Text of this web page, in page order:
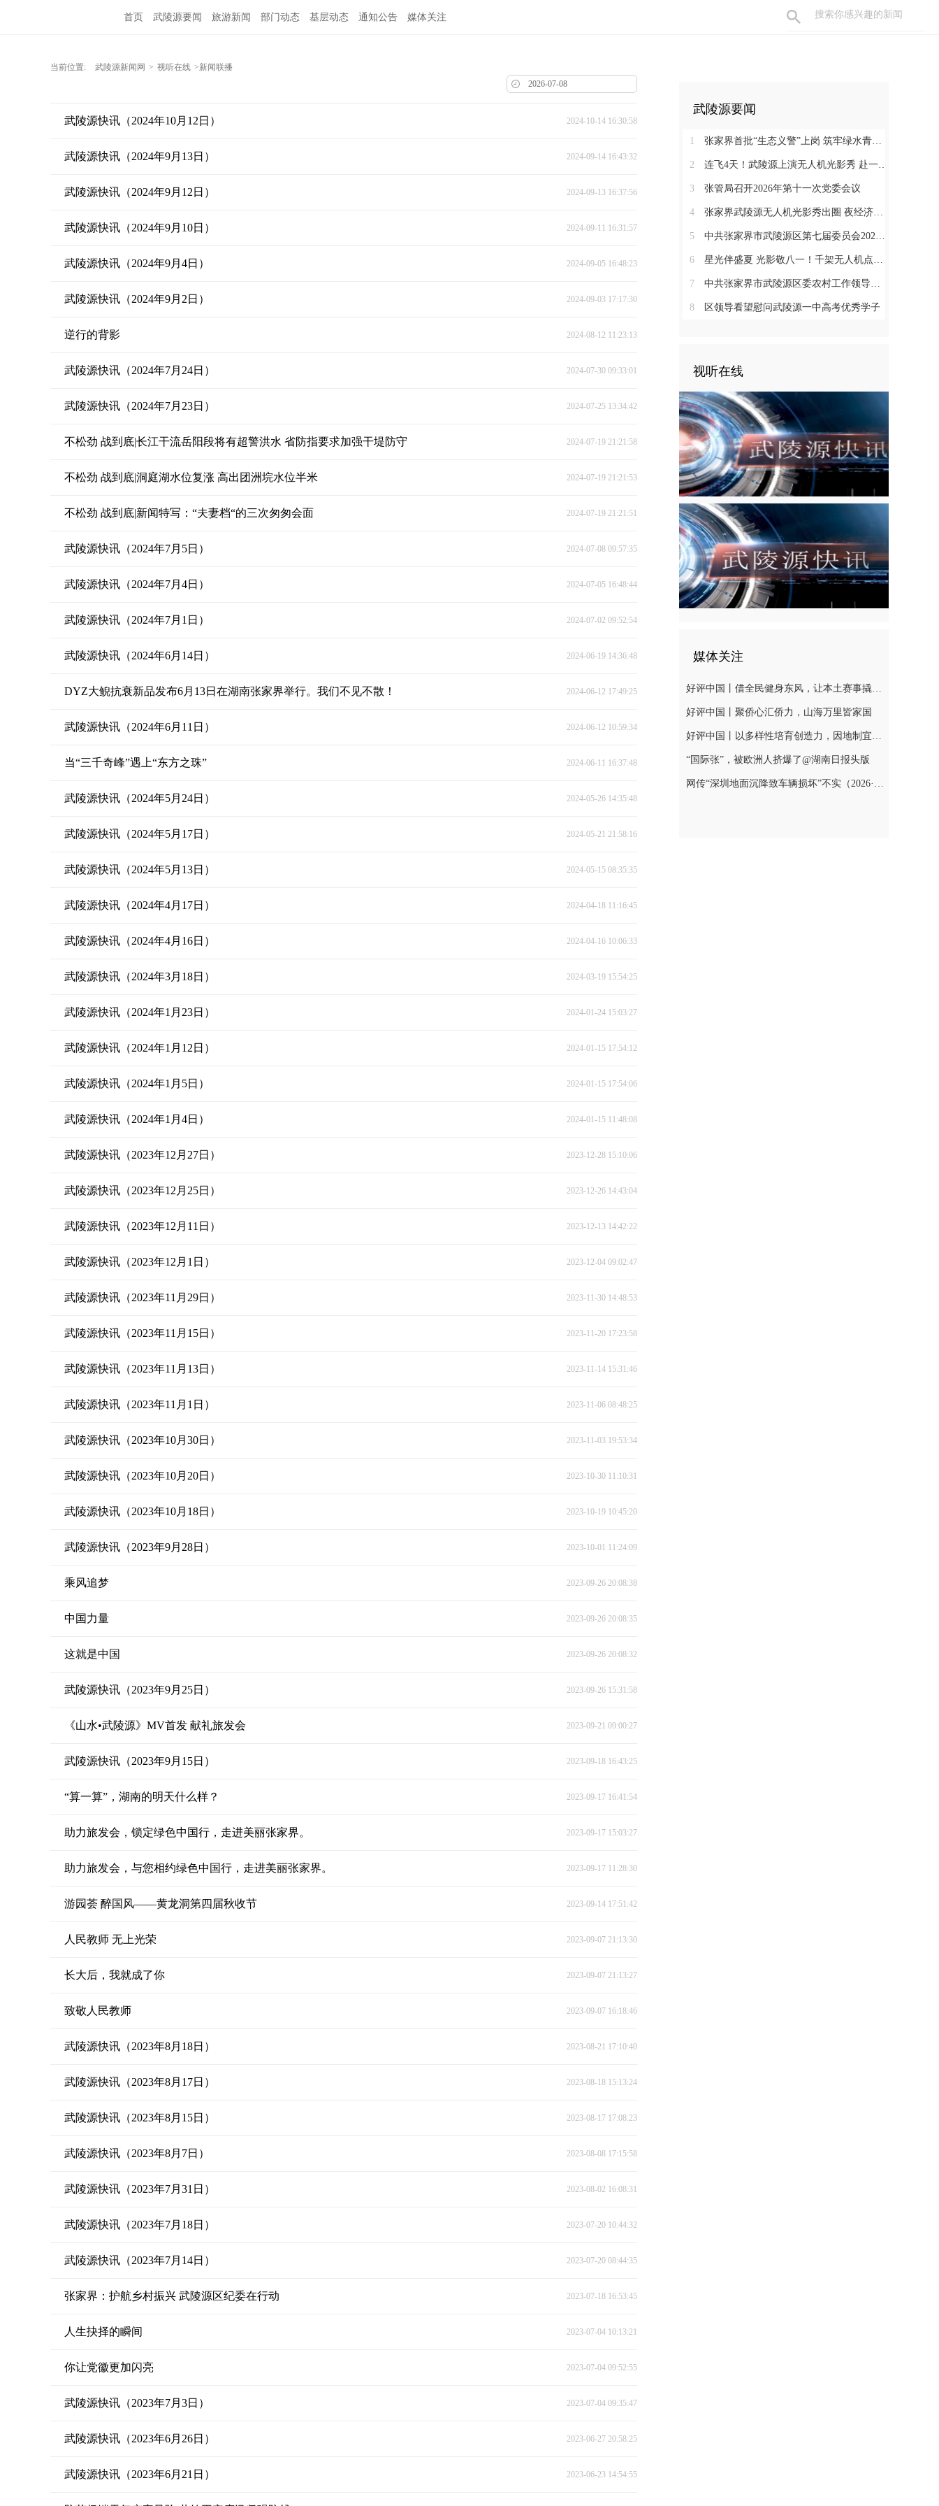
首页 武陵源要闻 旅游新闻 部门动态 基层动态 通知公告 媒体关注
当前位置: 武陵源新闻网 > 视听在线 >新闻联播
武陵源快讯（2024年10月12日） 2024-10-14 16:30:58
武陵源快讯（2024年9月13日） 2024-09-14 16:43:32
武陵源快讯（2024年9月12日） 2024-09-13 16:37:56
武陵源快讯（2024年9月10日） 2024-09-11 16:31:57
武陵源快讯（2024年9月4日） 2024-09-05 16:48:23
武陵源快讯（2024年9月2日） 2024-09-03 17:17:30
逆行的背影 2024-08-12 11:23:13
武陵源快讯（2024年7月24日） 2024-07-30 09:33:01
武陵源快讯（2024年7月23日） 2024-07-25 13:34:42
不松劲 战到底|长江干流岳阳段将有超警洪水 省防指要求加强干堤防守 2024-07-19 21:21:58
不松劲 战到底|洞庭湖水位复涨 高出团洲垸水位半米 2024-07-19 21:21:53
不松劲 战到底|新闻特写：“夫妻档“的三次匆匆会面 2024-07-19 21:21:51
武陵源快讯（2024年7月5日） 2024-07-08 09:57:35
武陵源快讯（2024年7月4日） 2024-07-05 16:48:44
武陵源快讯（2024年7月1日） 2024-07-02 09:52:54
武陵源快讯（2024年6月14日） 2024-06-19 14:36:48
DYZ大鲵抗衰新品发布6月13日在湖南张家界举行。我们不见不散！ 2024-06-12 17:49:25
武陵源快讯（2024年6月11日） 2024-06-12 10:59:34
当“三千奇峰”遇上“东方之珠” 2024-06-11 16:37:48
武陵源快讯（2024年5月24日） 2024-05-26 14:35:48
武陵源快讯（2024年5月17日） 2024-05-21 21:58:16
武陵源快讯（2024年5月13日） 2024-05-15 08:35:35
武陵源快讯（2024年4月17日） 2024-04-18 11:16:45
武陵源快讯（2024年4月16日） 2024-04-16 10:06:33
武陵源快讯（2024年3月18日） 2024-03-19 15:54:25
武陵源快讯（2024年1月23日） 2024-01-24 15:03:27
武陵源快讯（2024年1月12日） 2024-01-15 17:54:12
武陵源快讯（2024年1月5日） 2024-01-15 17:54:06
武陵源快讯（2024年1月4日） 2024-01-15 11:48:08
武陵源快讯（2023年12月27日） 2023-12-28 15:10:06
武陵源快讯（2023年12月25日） 2023-12-26 14:43:04
武陵源快讯（2023年12月11日） 2023-12-13 14:42:22
武陵源快讯（2023年12月1日） 2023-12-04 09:02:47
武陵源快讯（2023年11月29日） 2023-11-30 14:48:53
武陵源快讯（2023年11月15日） 2023-11-20 17:23:58
武陵源快讯（2023年11月13日） 2023-11-14 15:31:46
武陵源快讯（2023年11月1日） 2023-11-06 08:48:25
武陵源快讯（2023年10月30日） 2023-11-03 19:53:34
武陵源快讯（2023年10月20日） 2023-10-30 11:10:31
武陵源快讯（2023年10月18日） 2023-10-19 10:45:20
武陵源快讯（2023年9月28日） 2023-10-01 11:24:09
乘风追梦 2023-09-26 20:08:38
中国力量 2023-09-26 20:08:35
这就是中国 2023-09-26 20:08:32
武陵源快讯（2023年9月25日） 2023-09-26 15:31:58
《山水•武陵源》MV首发 献礼旅发会 2023-09-21 09:00:27
武陵源快讯（2023年9月15日） 2023-09-18 16:43:25
“算一算”，湖南的明天什么样？ 2023-09-17 16:41:54
助力旅发会，锁定绿色中国行，走进美丽张家界。 2023-09-17 15:03:27
助力旅发会，与您相约绿色中国行，走进美丽张家界。 2023-09-17 11:28:30
游园荟 醉国风——黄龙洞第四届秋收节 2023-09-14 17:51:42
人民教师 无上光荣 2023-09-07 21:13:30
长大后，我就成了你 2023-09-07 21:13:27
致敬人民教师 2023-09-07 16:18:46
武陵源快讯（2023年8月18日） 2023-08-21 17:10:40
武陵源快讯（2023年8月17日） 2023-08-18 15:13:24
武陵源快讯（2023年8月15日） 2023-08-17 17:08:23
武陵源快讯（2023年8月7日） 2023-08-08 17:15:58
武陵源快讯（2023年7月31日） 2023-08-02 16:08:31
武陵源快讯（2023年7月18日） 2023-07-20 10:44:32
武陵源快讯（2023年7月14日） 2023-07-20 08:44:35
张家界：护航乡村振兴 武陵源区纪委在行动 2023-07-18 16:53:45
人生抉择的瞬间 2023-07-04 10:13:21
你让党徽更加闪亮 2023-07-04 09:52:55
武陵源快讯（2023年7月3日） 2023-07-04 09:35:47
武陵源快讯（2023年6月26日） 2023-06-27 20:58:25
武陵源快讯（2023年6月21日） 2023-06-23 14:54:55
武陵源要闻
1 张家界首批“生态义警”上岗 筑牢绿水青山“防护网”
2 连飞4天！武陵源上演无人机光影秀 赴一场峰林夜色之约
3 张管局召开2026年第十一次党委会议
4 张家界武陵源无人机光影秀出圈 夜经济激活山水“第二增长曲线”
5 中共张家界市武陵源区第七届委员会2026年第1次常委会会议召开
6 星光伴盛夏 光影敬八一！千架无人机点亮武陵源峰林夜空
7 中共张家界市武陵源区委农村工作领导小组会议召开
8 区领导看望慰问武陵源一中高考优秀学子
视听在线
媒体关注
好评中国丨借全民健身东风，让本土赛事撬动消费新增长
好评中国丨聚侨心汇侨力，山海万里皆家国
好评中国丨以多样性培育创造力，因地制宜发展新质生产力
“国际张”，被欧洲人挤爆了@湖南日报头版
网传“深圳地面沉降致车辆损坏”不实（2026·08·06）